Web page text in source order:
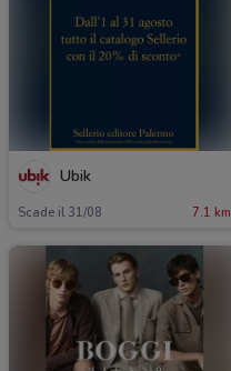
Ubik
Scade il 31/08 7.1 km